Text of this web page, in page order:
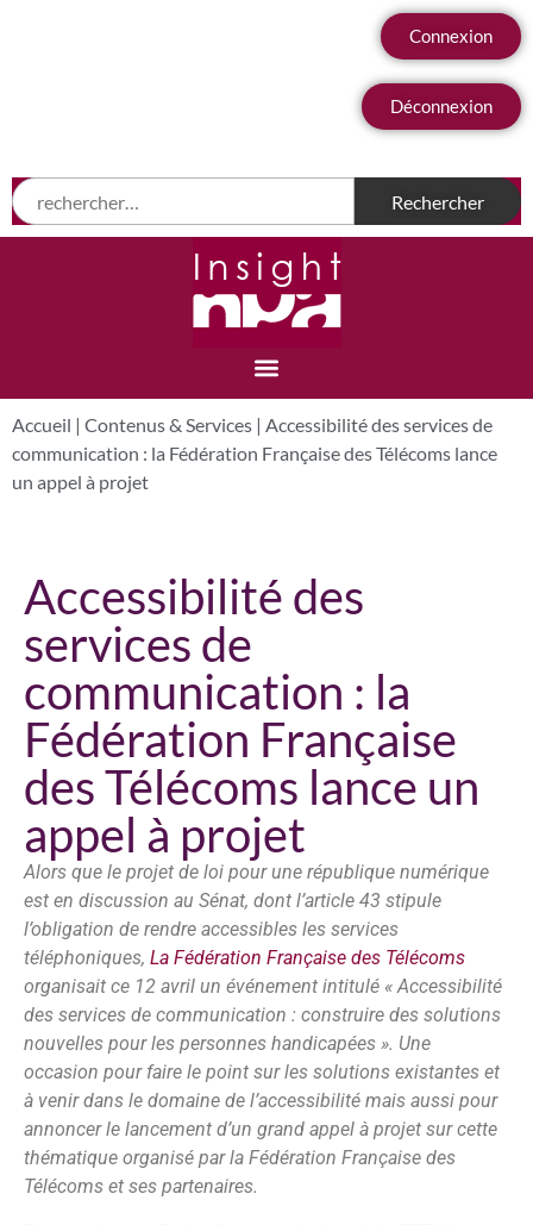
Connexion
Déconnexion
Accueil | Contenus & Services | Accessibilité des services de
communication : la Fédération Française des Télécoms lance
un appel à projet
Accessibilité des
services de
communication : la
Fédération Française
des Télécoms lance un
appel à projet
Alors que le projet de loi pour une république numérique
est en discussion au Sénat, dont l’article 43 stipule
l’obligation de rendre accessibles les services
téléphoniques, La Fédération Française des Télécoms
organisait ce 12 avril un événement intitulé « Accessibilité
des services de communication : construire des solutions
nouvelles pour les personnes handicapées ». Une
occasion pour faire le point sur les solutions existantes et
à venir dans le domaine de l’accessibilité mais aussi pour
annoncer le lancement d’un grand appel à projet sur cette
thématique organisé par la Fédération Française des
Télécoms et ses partenaires.